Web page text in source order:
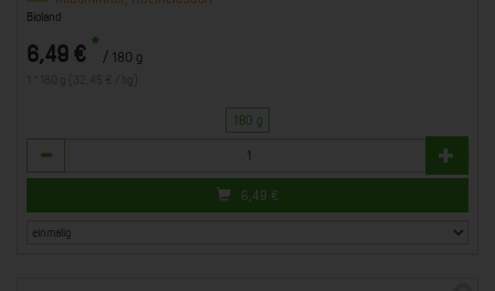
Bioland
6,49 € * / 180 g
180 g
Anzahl
6,49 €